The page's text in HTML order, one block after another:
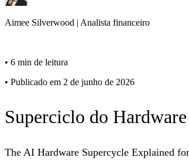
Aimee Silverwood | Analista financeiro
• 6 min de leitura
• Publicado em 2 de junho de 2026
Superciclo do
The AI Hardware Supercycle Explained